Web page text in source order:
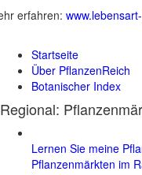
erfahren:
Startseite
Über PflanzenReich
Botanischer Index
Regional:
Lernen Sie meine
Pflanzenmärkten im